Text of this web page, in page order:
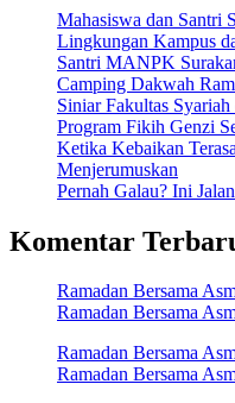
Mahasiswa dan Santri
Lingkungan Kampus
Santri MANPK
Camping Dakwah
Siniar Fakultas
Program Fikih Genzi
Ketika Kebaikan
Menjerumuskan
Pernah Galau? Ini
Komentar
Ramadan Bersama
Ramadan Bersama
Ramadan Bersama
Ramadan Bersama